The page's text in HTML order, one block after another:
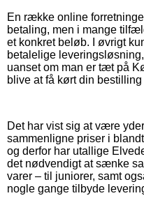
En række online
betaling, men i mange
et konkret beløb. I øvrigt
betalelige
uanset om man er tæt på
blive at få kørt din
Det har vist sig at være
sammenligne priser i
og derfor har utallige
det nødvendigt at sænke
varer – til juniorer, samt
nogle gange tilbyde